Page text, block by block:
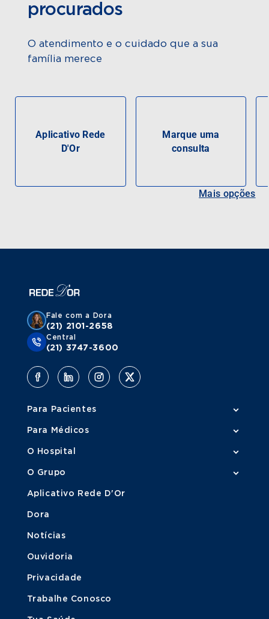
procurados
O atendimento e o cuidado que a sua
família merece
Aplicativo Rede
D'Or
Marque uma
consulta
Mais opções
Fale com a Dora
(21) 2101-2658
Central
(21) 3747-3600
Para Pacientes
Para Médicos
O Hospital
O Grupo
Aplicativo Rede D'Or
Dora
Notícias
Ouvidoria
Privacidade
Trabalhe Conosco